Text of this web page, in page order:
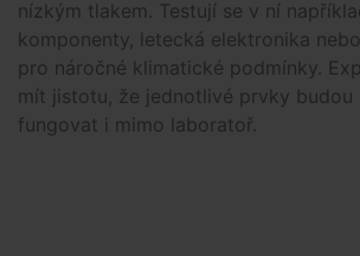
nízkým tlakem. Testují se v ní
komponenty, letecká elektronika
pro náročné klimatické podmínky.
mít jistotu, že jednotlivé prvky budou
fungovat i mimo laboratoř.